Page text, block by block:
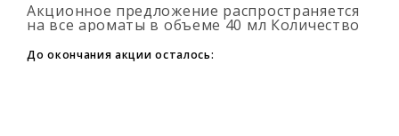
Акционное предложение распространяется
на все ароматы в объеме 40 мл Количество
9+3) Для того, что бы воспользовать..
До окончания акции осталось: